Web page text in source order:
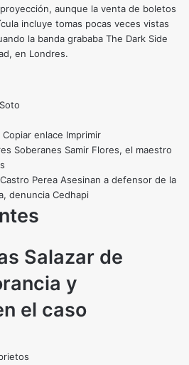
aunque la venta de boletos
incluye tomas pocas veces vistas
la banda grababa The Dark Side
en Londres.
Copiar enlace Imprimir
Samir Flores, el maestro
Asesinan a defensor de la
denuncia Cedhapi
Salazar de
y
el caso